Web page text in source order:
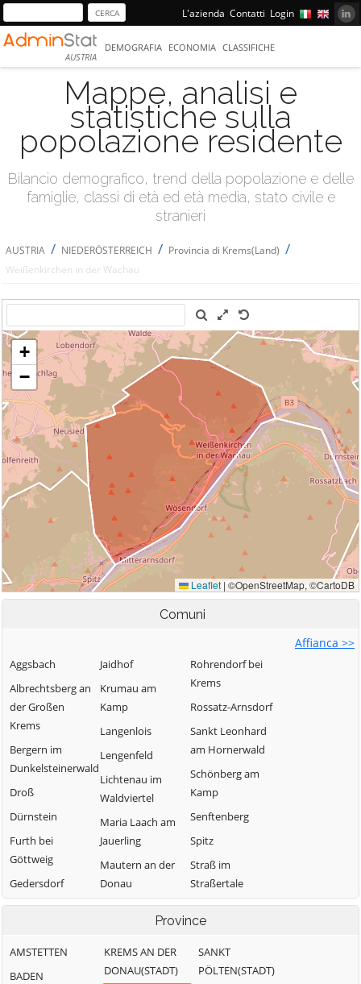
L'azienda Contatti Login
AUSTRIA
DEMOGRAFIA ECONOMIA CLASSIFICHE
Mappe, analisi e
statistiche sulla
popolazione residente
Bilancio demografico, trend della popolazione e delle
famiglie, classi di età ed età media, stato civile e
stranieri
AUSTRIA / NIEDERÖSTERREICH / Provincia di Krems(Land) /
Weißenkirchen in der Wachau
Comuni
Affianca >>
Aggsbach
Albrechtsberg an
der Großen
Krems
Bergern im
Dunkelsteinerwald
Droß
Dürnstein
Furth bei
Göttweig
Gedersdorf
Gföhl
Hadersdorf-
Kammern
Jaidhof
Krumau am
Kamp
Langenlois
Lengenfeld
Lichtenau im
Waldviertel
Maria Laach am
Jauerling
Mautern an der
Donau
Mühldorf
Rastenfeld
Rohrendorf bei
Krems
Rossatz-Arnsdorf
Sankt Leonhard
am Hornerwald
Schönberg am
Kamp
Senftenberg
Spitz
Straß im
Straßertale
Stratzing
Walde
Weißenkirchen
Province
AMSTETTEN
BADEN
KREMS AN DER
DONAU(STADT)
SANKT
PÖLTEN(STADT)